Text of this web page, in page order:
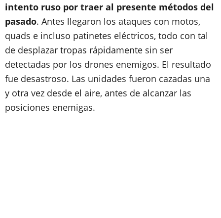
intento ruso por traer al presente métodos del
pasado. Antes llegaron los ataques con motos,
quads e incluso patinetes eléctricos, todo con tal
de desplazar tropas rápidamente sin ser
detectadas por los drones enemigos. El resultado
fue desastroso. Las unidades fueron cazadas una
y otra vez desde el aire, antes de alcanzar las
posiciones enemigas.